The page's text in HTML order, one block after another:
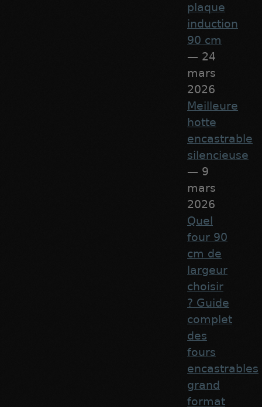
plaque
induction
90 cm
— 24
mars
2026
Meilleure
hotte
encastrable
silencieuse
— 9
mars
2026
Quel
four 90
cm de
largeur
choisir
? Guide
complet
des
fours
encastrables
grand
format